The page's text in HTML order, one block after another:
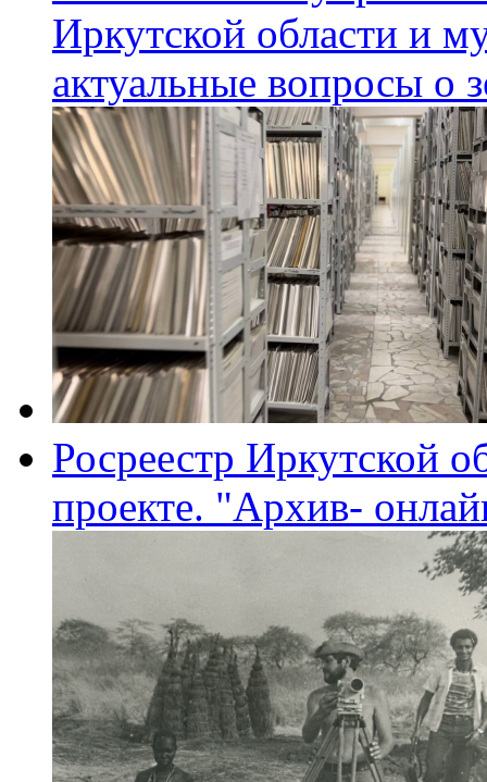
Иркутской области и
актуальные вопросы о
Росреестр Иркутской
проекте. "Архив-